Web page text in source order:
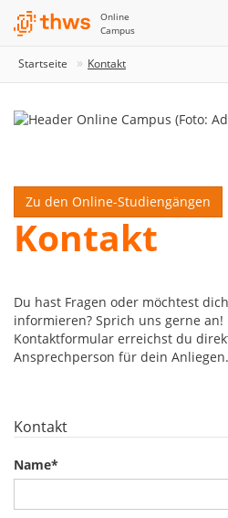
Online
Campus
Startseite Kontakt
Zu den Online-Studiengängen
Kontakt
Du hast Fragen oder möchtest
informieren? Sprich uns gerne
Kontaktformular erreichst du
Ansprechperson für dein Anliegen.
Kontakt
Name*